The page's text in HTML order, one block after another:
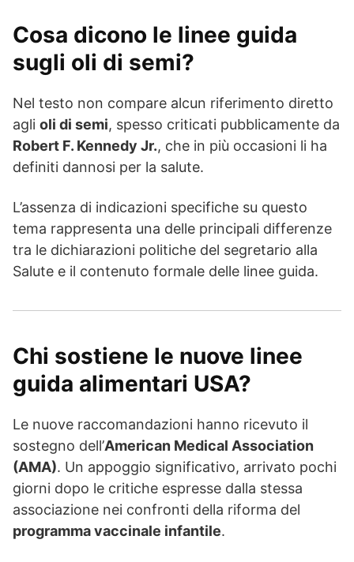
Cosa dicono le linee guida
sugli oli di semi?
Nel testo non compare alcun riferimento diretto
agli oli di semi, spesso criticati pubblicamente da
Robert F. Kennedy Jr., che in più occasioni li ha
definiti dannosi per la salute.
L’assenza di indicazioni specifiche su questo
tema rappresenta una delle principali differenze
tra le dichiarazioni politiche del segretario alla
Salute e il contenuto formale delle linee guida.
Chi sostiene le nuove linee
guida alimentari USA?
Le nuove raccomandazioni hanno ricevuto il
sostegno dell’American Medical Association
(AMA). Un appoggio significativo, arrivato pochi
giorni dopo le critiche espresse dalla stessa
associazione nei confronti della riforma del
programma vaccinale infantile.